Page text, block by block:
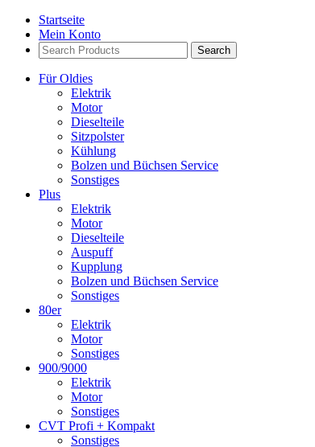
Startseite
Mein Konto
Search
Products:
Für Oldies
Elektrik
Motor
Dieselteile
Sitzpolster
Kühlung
Bolzen und Büchsen Service
Sonstiges
Plus
Elektrik
Motor
Dieselteile
Auspuff
Kupplung
Bolzen und Büchsen Service
Sonstiges
80er
Elektrik
Motor
Sonstiges
900/9000
Elektrik
Motor
Sonstiges
CVT Profi + Kompakt
Sonstiges